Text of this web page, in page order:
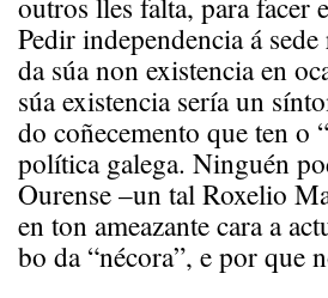
Pedir independencia á
da súa non existencia en
súa existencia sería un
do coñecemento que ten o
política galega. Ninguén
Ourense –un tal Roxelio
en ton ameazante cara a
bo da “nécora”, e por que